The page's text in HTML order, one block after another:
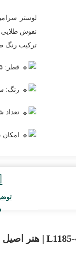
نقوش طلایی
ترکیب رنگ
قطر: ۷۵ سانتی‌متر
رنگ:
تعداد شاخه: ۴ عدد (قابل